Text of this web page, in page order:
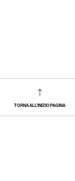
TORNA ALL'INIZIO PAGINA